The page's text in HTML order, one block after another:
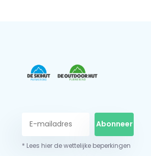
Abonneer
* Lees hier de wettelijke beperkingen